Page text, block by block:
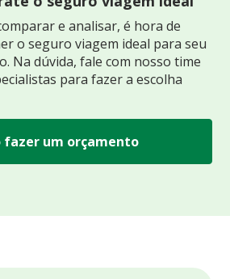
e analisar, é hora de
o seguro viagem ideal para seu
Na dúvida, fale com nosso time
para fazer a escolha
fazer um orçamento